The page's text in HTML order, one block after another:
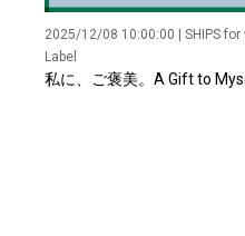
2025/12/08 10:00:00 | SHIPS for
Label
私に、ご褒美。A Gift to